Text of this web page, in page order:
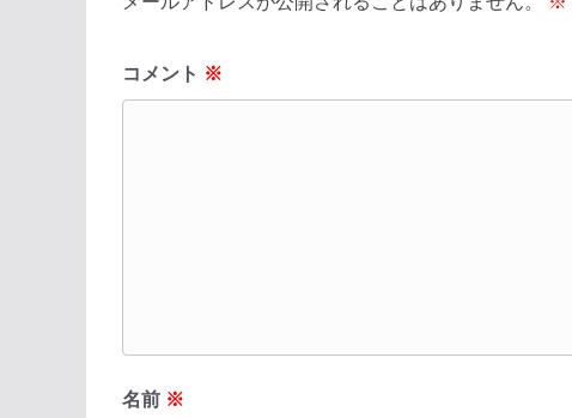
コメント ※
名前 ※